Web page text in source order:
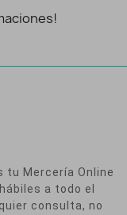
tu Mercería Online
a todo el
consulta, no